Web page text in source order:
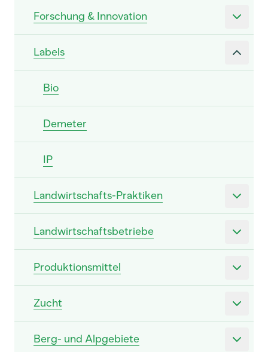
Forschung & Innovation
Labels
Bio
Demeter
IP
Landwirtschafts-Praktiken
Landwirtschaftsbetriebe
Produktionsmittel
Zucht
Berg- und Alpgebiete